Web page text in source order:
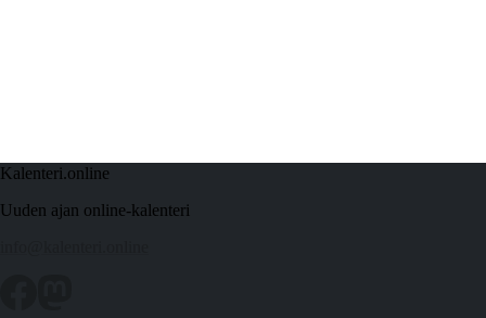
Kalenteri.online
Uuden ajan online-kalenteri